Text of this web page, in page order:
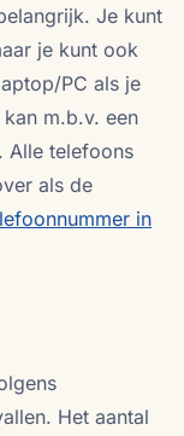
Je kunt
je kunt ook
PC als je
m.b.v. een
Alle telefoons
als de
in
Het aantal